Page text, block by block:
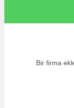
Bir firma